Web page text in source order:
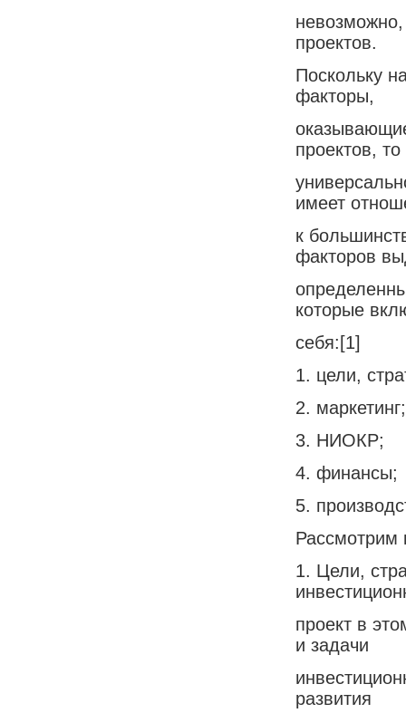
проектов.
Поскольку
факторы,
проектов, то
имеет
к
факторов
которые
себя:[1]
1. цели,
2. маркетинг;
3. НИОКР;
4. финансы;
5.
Рассмотрим
1. Цели,
проект в
и задачи
развития